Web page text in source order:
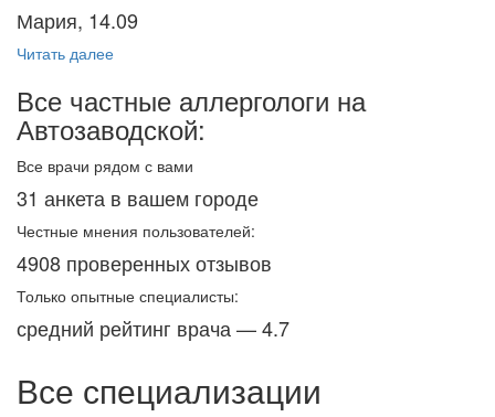
Мария, 14.09
Читать далее
Все частные аллергологи на
Автозаводской:
Все врачи рядом с вами
31 анкета в вашем городе
Честные мнения пользователей:
4908 проверенных отзывов
Только опытные специалисты:
средний рейтинг врача — 4.7
Все специализации